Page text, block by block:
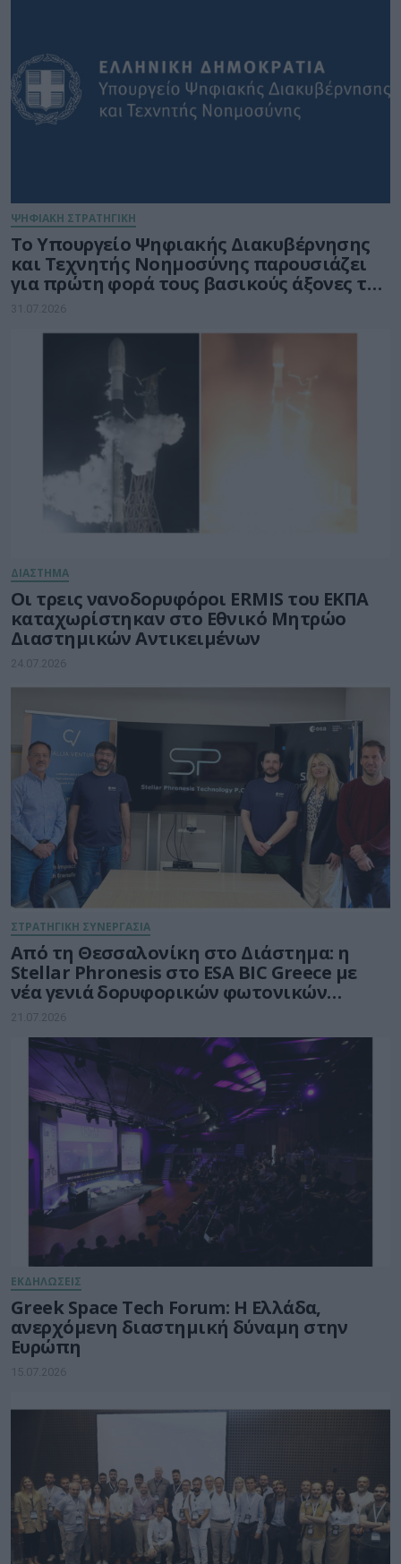
ΨΗΦΙΑΚΗ ΣΤΡΑΤΗΓΙΚΗ
Το Υπουργείο Ψηφιακής Διακυβέρνησης
και Τεχνητής Νοημοσύνης παρουσιάζει
για πρώτη φορά τους βασικούς άξονες του
νέου Εθνικού Διαστημικού Προγράμματος
31.07.2026
ΔΙΑΣΤΗΜΑ
Οι τρεις νανοδορυφόροι ERMIS του ΕΚΠΑ
καταχωρίστηκαν στο Εθνικό Μητρώο
Διαστημικών Αντικειμένων
24.07.2026
ΣΤΡΑΤΗΓΙΚΗ ΣΥΝΕΡΓΑΣΙΑ
Από τη Θεσσαλονίκη στο Διάστημα: η
Stellar Phronesis στο ESA BIC Greece με
νέα γενιά δορυφορικών φωτονικών
επικοινωνιών
21.07.2026
ΕΚΔΗΛΩΣΕΙΣ
Greek Space Tech Forum: Η Ελλάδα,
ανερχόμενη διαστημική δύναμη στην
Ευρώπη
15.07.2026